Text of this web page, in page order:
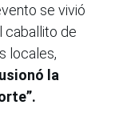
se vivió
caballito de
locales,
la